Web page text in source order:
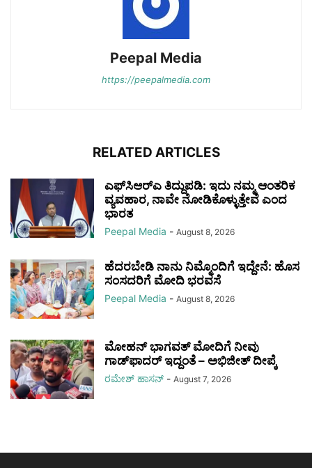
Peepal Media
https://peepalmedia.com
RELATED ARTICLES
ಎಫ್‌ಸಿಆರ್‌ಎ ತಿದ್ದುಪಡಿ: ಇದು ನಮ್ಮ ಆಂತರಿಕ
ವ್ಯವಹಾರ, ನಾವೇ ನೋಡಿಕೊಳ್ಳುತ್ತೇವೆ ಎಂದ
ಭಾರತ
Peepal Media - August 8, 2026
ಹೆದರಬೇಡಿ ನಾನು ನಿಮ್ಮೊಂದಿಗೆ ಇದ್ದೇನೆ: ಹೊಸ
ಸಂಸದರಿಗೆ ಮೋದಿ ಭರವಸೆ
Peepal Media - August 8, 2026
ಮೋಹನ್ ಭಾಗವತ್ ಮೋದಿಗೆ ನೀವು
ಗಾಡ್‌ಫಾದರ್ ಇದ್ದಂತೆ – ಅಭಿಜೀತ್ ದೀಪ್ಕೆ
ರಮೇಶ್‌ ಹಾಸನ್‌ - August 7, 2026